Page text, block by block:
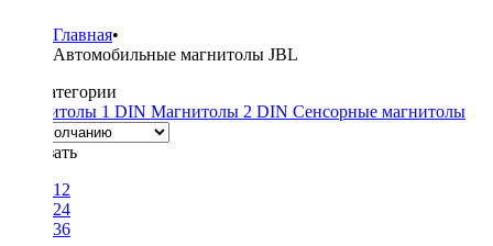
Главная•
Автомобильные магнитолы JBL
Подкатегории
Магнитолы 1 DIN Магнитолы 2 DIN Сенсорные магнитолы
Показать
12
24
36